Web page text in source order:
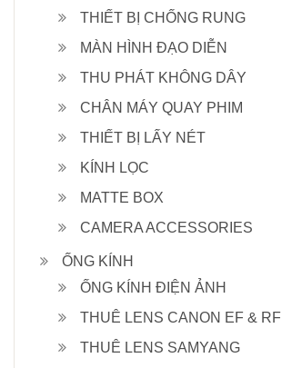
THIẾT BỊ CHỐNG RUNG
MÀN HÌNH ĐẠO DIỄN
THU PHÁT KHÔNG DÂY
CHÂN MÁY QUAY PHIM
THIẾT BỊ LẤY NÉT
KÍNH LỌC
MATTE BOX
CAMERA ACCESSORIES
ỐNG KÍNH
ỐNG KÍNH ĐIỆN ẢNH
THUÊ LENS CANON EF & RF
THUÊ LENS SAMYANG